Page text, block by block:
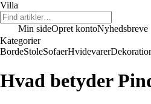
Villa
Min sideOpret kontoNyhedsbreve
Kategorier
BordeStoleSofaerHvidevarer
Hvad betyder